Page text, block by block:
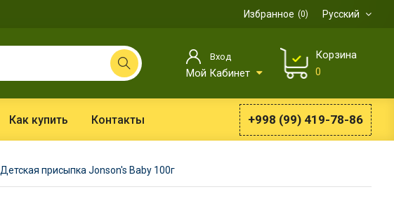
Русский
Избранное 0
Вход
Мой Кабинет
Корзина
0
Как купить Контакты +998 (99) 419-78-86
Детская присыпка Jonson's Baby 100г